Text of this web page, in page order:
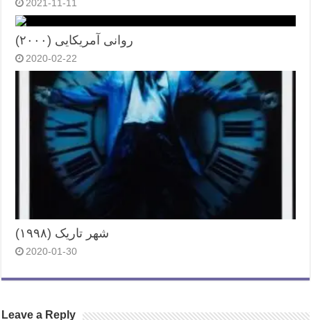
2021-11-11
روانی آمریکایی (۲۰۰۰)
2020-02-22
شهر تاریک (۱۹۹۸)
2020-01-30
Leave a Reply